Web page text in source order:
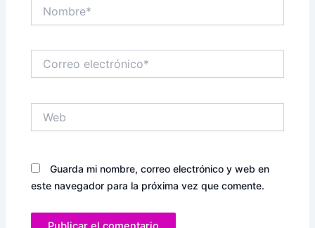
electrónico*
Guarda mi nombre, correo electrónico y web en
este navegador para la próxima vez que comente.